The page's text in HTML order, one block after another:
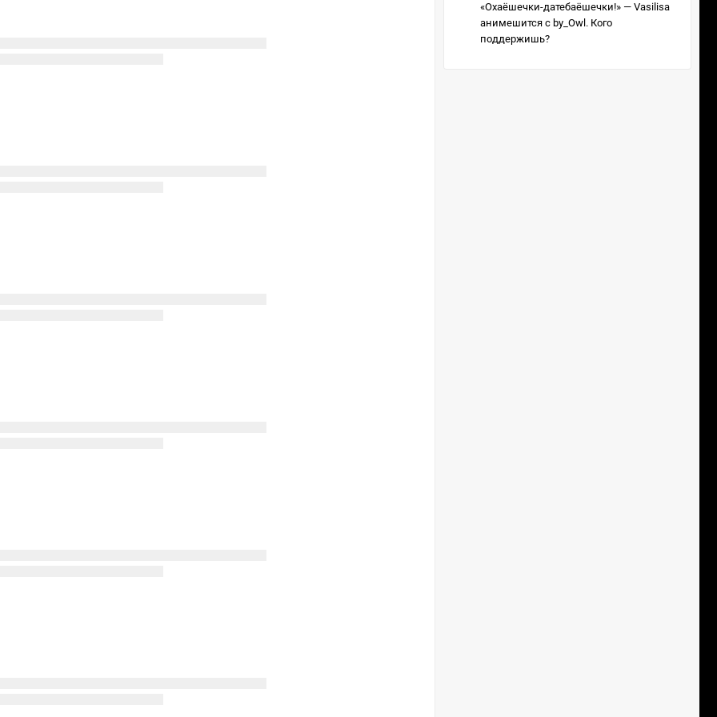
«Охаёшечки-датебаёшечки!» — Vasilisa
анимешится с by_Owl. Кого
поддержишь?